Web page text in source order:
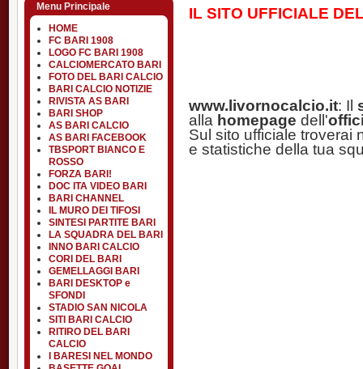
Menu Principale
HOME
FC BARI 1908
LOGO FC BARI 1908
CALCIOMERCATO BARI
FOTO DEL BARI CALCIO
BARI CALCIO NOTIZIE
RIVISTA AS BARI
BARI SHOP
AS BARI CALCIO
AS BARI FACEBOOK
TBSPORT BIANCO E
ROSSO
FORZA BARI!
DOC ITA VIDEO BARI
BARI CHANNEL
IL MURO DEI TIFOSI
SINTESI PARTITE BARI
LA SQUADRA DEL BARI
INNO BARI CALCIO
CORI DEL BARI
GEMELLAGGI BARI
BARI DESKTOP e
SFONDI
STADIO SAN NICOLA
SITI BARI CALCIO
RITIRO DEL BARI
CALCIO
I BARESI NEL MONDO
IL SITO UFFICIALE
www.livornocalcio.it: Il
alla homepage dell'
Sul sito ufficiale troverai
e statistiche della tua